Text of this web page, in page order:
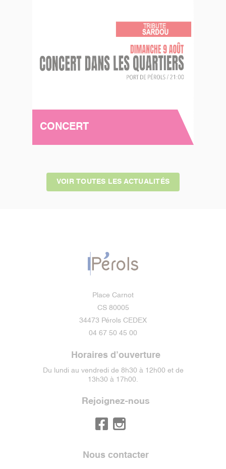
CONCERT
VOIR TOUTES LES ACTUALITÉS
Place Carnot
CS 80005
34473 Pérols CEDEX
04 67 50 45 00
Horaires d’ouverture
Du lundi au vendredi de 8h30 à 12h00 et de
13h30 à 17h00.
Rejoignez-nous
Nous contacter